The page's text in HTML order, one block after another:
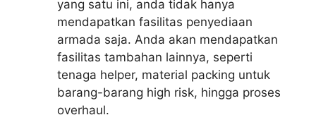
yang satu ini, anda tidak hanya
mendapatkan fasilitas penyediaan
armada saja. Anda akan mendapatkan
fasilitas tambahan lainnya, seperti
tenaga helper, material packing untuk
barang-barang high risk, hingga proses
overhaul.